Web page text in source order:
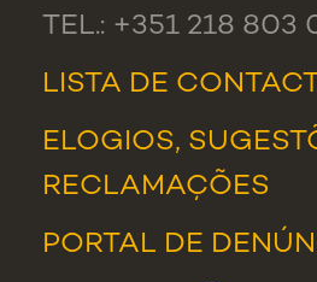
TEL.: +351 218 803
LISTA DE
ELOGIOS,
RECLAMAÇÕES
PORTAL DE